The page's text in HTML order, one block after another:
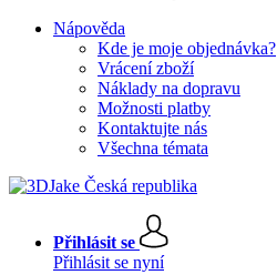
Nápověda
Kde je moje objednávka?
Vrácení zboží
Náklady na dopravu
Možnosti platby
Kontaktujte nás
Všechna témata
Přihlásit se
Přihlásit se nyní